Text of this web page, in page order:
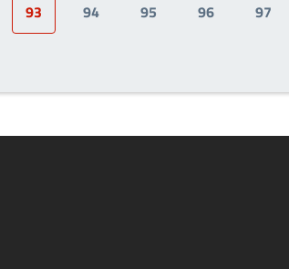
Pagina attuale
93
Page
94
Page
95
Page
96
Page
97